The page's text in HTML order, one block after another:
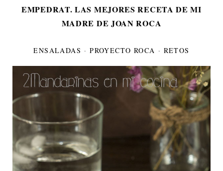
EMPEDRAT. LAS MEJORES RECETA DE MI
MADRE DE JOAN ROCA
ENSALADAS ·PROYECTO ROCA · RETOS